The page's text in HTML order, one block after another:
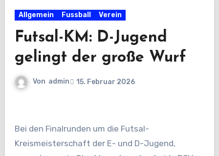
Allgemein Fussball Verein
Futsal-KM: D-Jugend
gelingt der große Wurf
Von admin 15. Februar 2026
Bei den Finalrunden um die Futsal-
Kreismeisterschaft der E- und D-Jugend,